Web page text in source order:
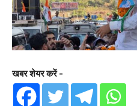
खबर शेयर करें -